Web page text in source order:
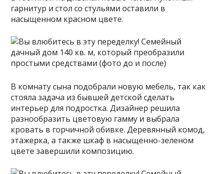
гарнитур и стол со стульями оставили в
насыщенном красном цвете.
В комнату сына подобрали новую мебель, так как
стояла задача из бывшей детской сделать
интерьер для подростка. Дизайнер решила
разнообразить цветовую гамму и выбрала
кровать в горчичной обивке. Деревянный комод,
этажерка, а также шкаф в насыщенно-зеленом
цвете завершили композицию.